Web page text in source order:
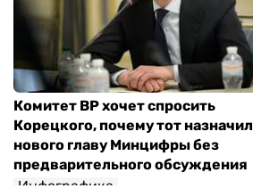
Комитет ВР хочет спросить
Корецкого, почему тот назначил
нового главу Минцифры без
предварительного обсуждения